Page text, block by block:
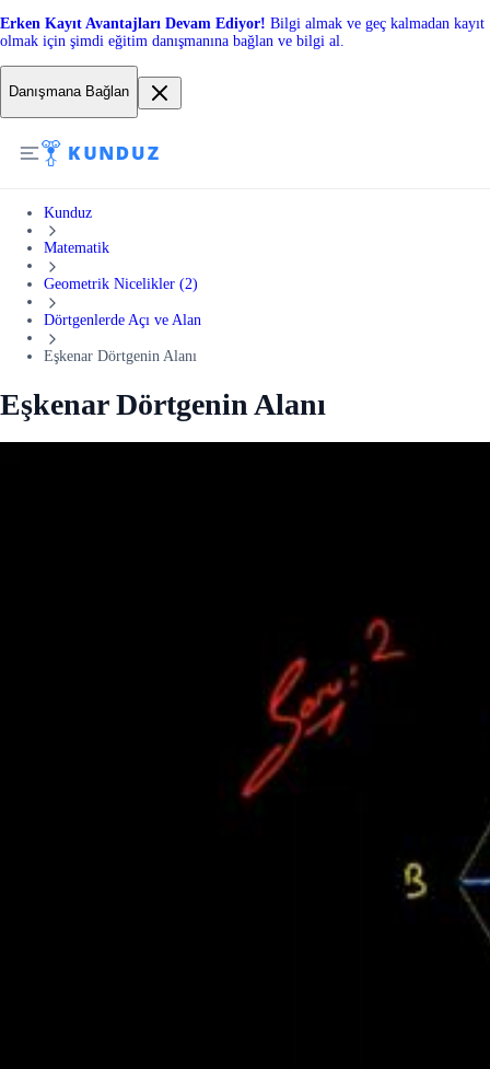
Erken Kayıt Avantajları Devam Ediyor! Bilgi almak ve geç kalmadan kayıt
olmak için şimdi eğitim danışmanına bağlan ve bilgi al.
Danışmana Bağlan
Kunduz
Matematik
Geometrik Nicelikler (2)
Dörtgenlerde Açı ve Alan
Eşkenar Dörtgenin Alanı
Eşkenar Dörtgenin Alanı